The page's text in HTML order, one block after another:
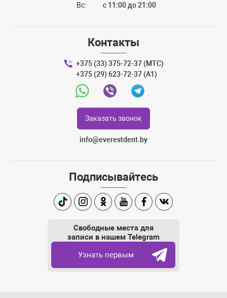
Вс:
с 11:00 до 21:00
Контакты
+375 (33) 375-72-37 (МТС)
+375 (29) 623-72-37 (A1)
WhatsappViber Telegram
Заказать звонок
info@everestdent.by
Подписывайтесь
TikTokInstagramОдноклассники
YoutubeFacebookВконтакте
Свободные места для
записи в нашем Telegram
Узнать первым